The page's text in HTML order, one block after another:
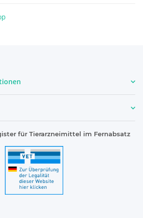
für Tierarzneimittel im Fernabsatz